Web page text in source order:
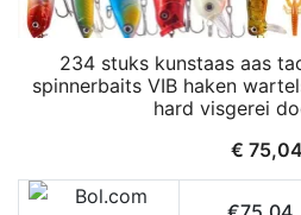
234 stuks kunstaas aas
spinnerbaits VIB haken
hard visgerei
€ 75,04